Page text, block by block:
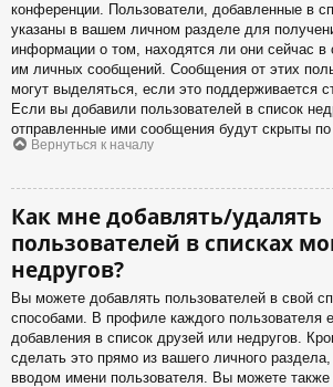
конференции. Пользователи, добавленные в
указаны в вашем личном разделе для
информации о том, находятся ли они сейчас в
им личных сообщений. Сообщения от этих
могут выделяться, если это поддерживается
Если вы добавили пользователей в список
отправленные ими сообщения будут скрыты
Вернуться к началу
Как мне добавлять/удалять
пользователей в списках
недругов?
Вы можете добавлять пользователей в свой
способами. В профиле каждого пользователя
добавления в список друзей или недругов.
сделать это прямо из вашего личного
вводом имени пользователя. Вы можете также